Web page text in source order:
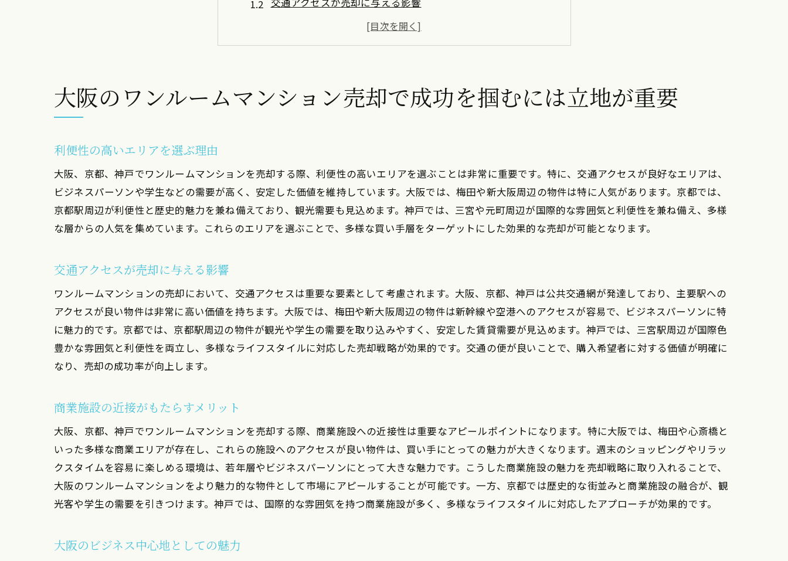
商業施設の近接がもたらすメリット
大阪のビジネス中心地としての魅力
大阪での売却を成功させる価格設定
京都の歴史と文化を活かしたワンルームマンション売却戦略
京都らしさを活かしたプロモーション
学生向け市場を活用する方法
季節ごとの観光客をターゲットにする
歴史的背景を活かした販売戦略
外国人向けのプロモーション戦略
神戸の国際都市としての位置付け
インターナショナルな生活スタイルを提案
地域の国際交流イベントを活用
地域ごとの価格相場の違い
売却時期の選び方のポイント
都市間での市場需要の比較
売却マーケティング手法の違い
大阪のワンルームマンション売却で成功を掴むには立地が重要
利便性の高いエリアを選ぶ理由
大阪、京都、神戸でワンルームマンションを売却する際、利便性の高いエリアを選ぶことは非常に重要です。特に、交通アクセスが良好なエリアは、
ビジネスパーソンや学生などの需要が高く、安定した価値を維持しています。大阪では、梅田や新大阪周辺の物件は特に人気があります。京都では、
京都駅周辺が利便性と歴史的魅力を兼ね備えており、観光需要も見込めます。神戸では、三宮や元町周辺が国際的な雰囲気と利便性を兼ね備え、多様
な層からの人気を集めています。これらのエリアを選ぶことで、多様な買い手層をターゲットにした効果的な売却が可能となります。
交通アクセスが売却に与える影響
ワンルームマンションの売却において、交通アクセスは重要な要素として考慮されます。大阪、京都、神戸は公共交通網が発達しており、主要駅への
アクセスが良い物件は非常に高い価値を持ちます。大阪では、梅田や新大阪周辺の物件は新幹線や空港へのアクセスが容易で、ビジネスパーソンに特
に魅力的です。京都では、京都駅周辺の物件が観光や学生の需要を取り込みやすく、安定した賃貸需要が見込めます。神戸では、三宮駅周辺が国際色
豊かな雰囲気と利便性を両立し、多様なライフスタイルに対応した売却戦略が効果的です。交通の便が良いことで、購入希望者に対する価値が明確に
なり、売却の成功率が向上します。
商業施設の近接がもたらすメリット
大阪、京都、神戸でワンルームマンションを売却する際、商業施設への近接性は重要なアピールポイントになります。特に大阪では、梅田や心斎橋と
いった多様な商業エリアが存在し、これらの施設へのアクセスが良い物件は、買い手にとっての魅力が大きくなります。週末のショッピングやリラッ
クスタイムを容易に楽しめる環境は、若年層やビジネスパーソンにとって大きな魅力です。こうした商業施設の魅力を売却戦略に取り入れることで、
大阪のワンルームマンションをより魅力的な物件として市場にアピールすることが可能です。一方、京都では歴史的な街並みと商業施設の融合が、観
光客や学生の需要を引きつけます。神戸では、国際的な雰囲気を持つ商業施設が多く、多様なライフスタイルに対応したアプローチが効果的です。
大阪のビジネス中心地としての魅力